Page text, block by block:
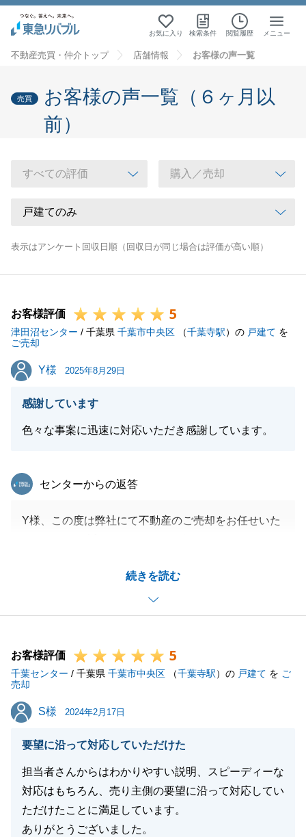
お気に入り 検索条件 閲覧履歴 メニュー
不動産売買・仲介トップ 店舗情報 お客様の声一覧
売買
お客様の声一覧（６ヶ月以
前）
表示はアンケート回収日順（回収日が同じ場合は評価が高い順）
お客様評価 5
津田沼センター / 千葉県 千葉市中央区 （千葉寺駅）の 戸建て を
ご売却
Y様
Y様 2025年8月29日
感謝しています
色々な事案に迅速に対応いただき感謝しています。
続きを読む
東急リバブル
センターからの返答
Y様、この度は弊社にて不動産のご売却をお任せいた
ださりましたおかげ様で、無事にお取引を完了させる
感謝申し上げます。また、お会いした時にはいろいろ
今後とも何かお困りのことなどございましたら、いつ
でもお気軽にお申しつけくださいませ。
お客様評価 5
千葉センター / 千葉県 千葉市中央区 （千葉寺駅）の 戸建て を ご
売却
S様
S様 2024年2月17日
要望に沿って対応していただけた
担当者さんからはわかりやすい説明、スピーディーな
対応はもちろん、売り主側の要望に沿って対応してい
ただけたことに満足しています。
ありがとうございました。